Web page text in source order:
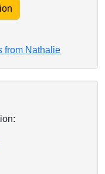
from Nathalie